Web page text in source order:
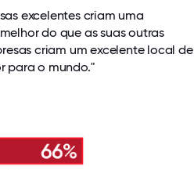
excelentes criam uma
do que as suas outras
criam um excelente local de
para o mundo."